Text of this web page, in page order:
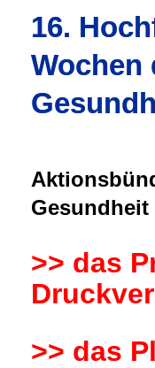
16.
Wochen
Gesundheit
>> das
>> das